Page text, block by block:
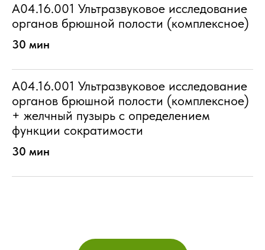
A04.16.001 Ультразвуковое исследование
органов брюшной полости (комплексное)
30 мин
A04.16.001 Ультразвуковое исследование
органов брюшной полости (комплексное)
+ желчный пузырь с определением
функции сократимости
30 мин